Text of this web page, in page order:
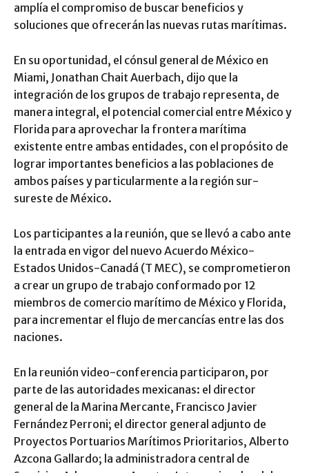
amplía el compromiso de buscar beneficios y
soluciones que ofrecerán las nuevas rutas marítimas.
En su oportunidad, el cónsul general de México en
Miami, Jonathan Chait Auerbach, dijo que la
integración de los grupos de trabajo representa, de
manera integral, el potencial comercial entre México y
Florida para aprovechar la frontera marítima
existente entre ambas entidades, con el propósito de
lograr importantes beneficios a las poblaciones de
ambos países y particularmente a la región sur-
sureste de México.
Los participantes a la reunión, que se llevó a cabo ante
la entrada en vigor del nuevo Acuerdo México-
Estados Unidos-Canadá (T MEC), se comprometieron
a crear un grupo de trabajo conformado por 12
miembros de comercio marítimo de México y Florida,
para incrementar el flujo de mercancías entre las dos
naciones.
En la reunión video-conferencia participaron, por
parte de las autoridades mexicanas: el director
general de la Marina Mercante, Francisco Javier
Fernández Perroni; el director general adjunto de
Proyectos Portuarios Marítimos Prioritarios, Alberto
Azcona Gallardo; la administradora central de